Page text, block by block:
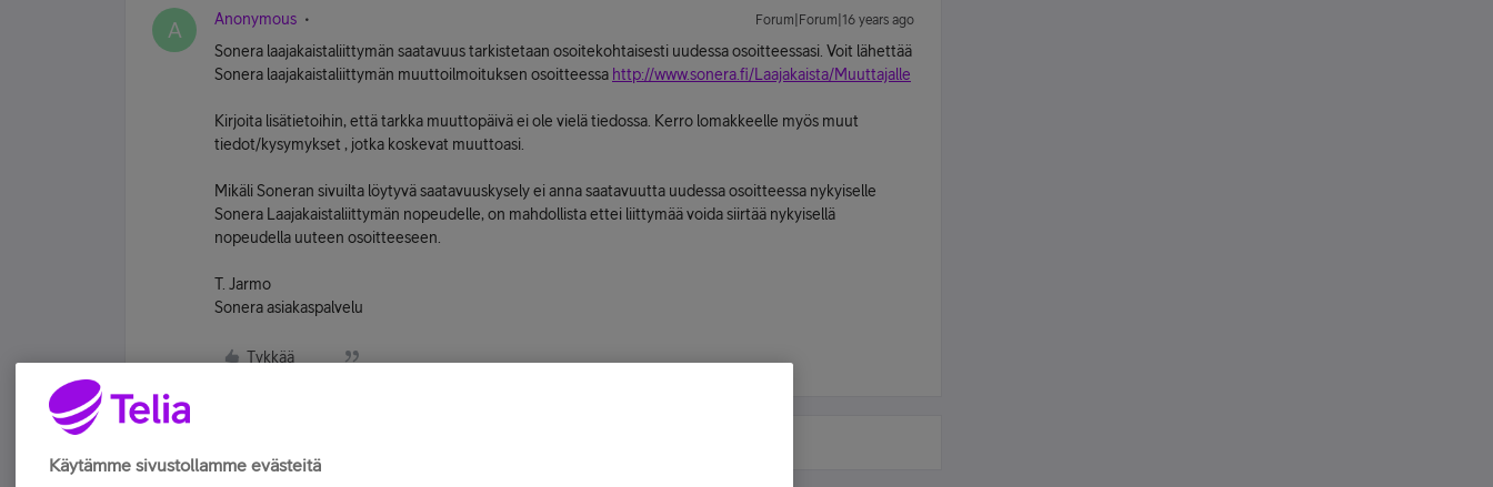
A Anonymous Forum|Forum|16 years ago
Sonera laajakaistaliittymän saatavuus tarkistetaan osoitekohtaisesti uudessa osoitteessasi. Voit lähettää
Sonera laajakaistaliittymän muuttoilmoituksen osoitteessa http://www.sonera.fi/Laajakaista/Muuttajalle
Kirjoita lisätietoihin, että tarkka muuttopäivä ei ole vielä tiedossa. Kerro lomakkeelle myös muut
tiedot/kysymykset , jotka koskevat muuttoasi.
Mikäli Soneran sivuilta löytyvä saatavuuskysely ei anna saatavuutta uudessa osoitteessa nykyiselle
Sonera Laajakaistaliittymän nopeudelle, on mahdollista ettei liittymää voida siirtää nykyisellä
nopeudella uuteen osoitteeseen.
T. Jarmo
Sonera asiakaspalvelu
Tykkää
Käytämme sivustollamme evästeitä